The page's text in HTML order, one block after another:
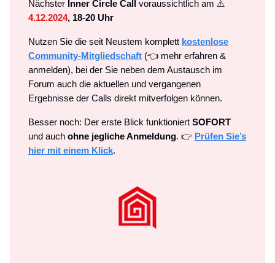
Nächster Inner Circle Call voraussichtlich am ⚠️
4.12.2024, 18-20 Uhr
Nutzen Sie die seit Neustem komplett kostenlose
Community-Mitgliedschaft (👈 mehr erfahren &
anmelden), bei der Sie neben dem Austausch im
Forum auch die aktuellen und vergangenen
Ergebnisse der Calls direkt mitverfolgen können.
Besser noch: Der erste Blick funktioniert SOFORT
und auch ohne jegliche Anmeldung. 👉 Prüfen Sie’s
hier mit einem Klick.